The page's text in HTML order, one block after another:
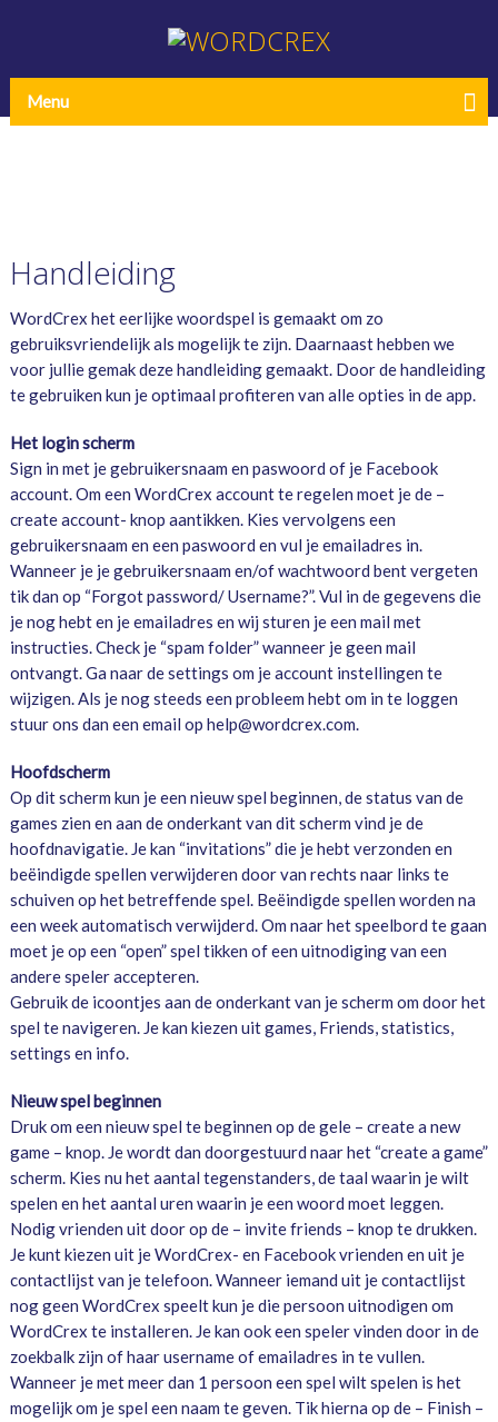
Menu
Handleiding
WordCrex het eerlijke woordspel is gemaakt om zo
gebruiksvriendelijk als mogelijk te zijn. Daarnaast hebben we
voor jullie gemak deze handleiding gemaakt. Door de handleiding
te gebruiken kun je optimaal profiteren van alle opties in de app.
Het login scherm
Sign in met je gebruikersnaam en paswoord of je Facebook
account. Om een WordCrex account te regelen moet je de –
create account- knop aantikken. Kies vervolgens een
gebruikersnaam en een paswoord en vul je emailadres in.
Wanneer je je gebruikersnaam en/of wachtwoord bent vergeten
tik dan op “Forgot password/ Username?”. Vul in de gegevens die
je nog hebt en je emailadres en wij sturen je een mail met
instructies. Check je “spam folder” wanneer je geen mail
ontvangt. Ga naar de settings om je account instellingen te
wijzigen. Als je nog steeds een probleem hebt om in te loggen
stuur ons dan een email op help@wordcrex.com.
Hoofdscherm
Op dit scherm kun je een nieuw spel beginnen, de status van de
games zien en aan de onderkant van dit scherm vind je de
hoofdnavigatie. Je kan “invitations” die je hebt verzonden en
beëindigde spellen verwijderen door van rechts naar links te
schuiven op het betreffende spel. Beëindigde spellen worden na
een week automatisch verwijderd. Om naar het speelbord te gaan
moet je op een “open” spel tikken of een uitnodiging van een
andere speler accepteren.
Gebruik de icoontjes aan de onderkant van je scherm om door het
spel te navigeren. Je kan kiezen uit games, Friends, statistics,
settings en info.
Nieuw spel beginnen
Druk om een nieuw spel te beginnen op de gele – create a new
game – knop. Je wordt dan doorgestuurd naar het “create a game”
scherm. Kies nu het aantal tegenstanders, de taal waarin je wilt
spelen en het aantal uren waarin je een woord moet leggen.
Nodig vrienden uit door op de – invite friends – knop te drukken.
Je kunt kiezen uit je WordCrex- en Facebook vrienden en uit je
contactlijst van je telefoon. Wanneer iemand uit je contactlijst
nog geen WordCrex speelt kun je die persoon uitnodigen om
WordCrex te installeren. Je kan ook een speler vinden door in de
zoekbalk zijn of haar username of emailadres in te vullen.
Wanneer je met meer dan 1 persoon een spel wilt spelen is het
mogelijk om je spel een naam te geven. Tik hierna op de – Finish –